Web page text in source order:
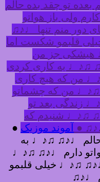
تو چقد بده حالم
ولی باز هواتو
دور منم تنها ♩♪♫
قلبمو شکست اما
هیشکی جز من
♫♪♩ یه کاری کردی
من که هیچ کاری
♫♪♩ من که چشماتو
زندگی بعد تو
♫♪♩ شنیدم که
●
آموند موزیک ●
♩♪♫ ♫♪♩ به
دارم ♩♪♫ ♫♪♩
♩♪♫ ♫♪♩ خیلی قلبمو
♩♪♫